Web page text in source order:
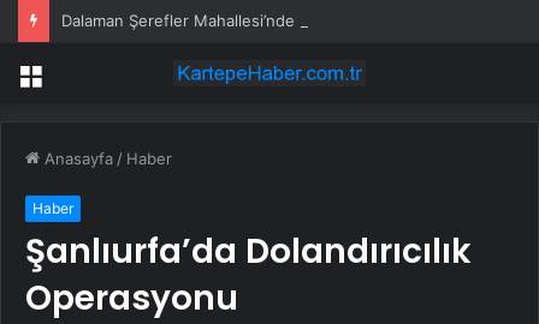
Dalaman Şerefler Mahallesi’nde basınç sorunu giderildi
Menü
Anasayfa / Haber
Haber
Şanlıurfa’da Dolandırıcılık
Operasyonu